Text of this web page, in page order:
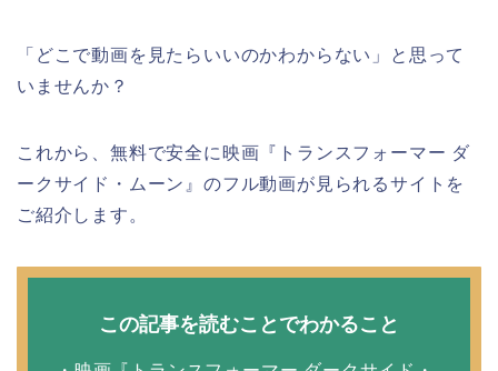
「どこで動画を見たらいいのかわからない」と思って
いませんか？
これから、無料で安全に映画『トランスフォーマー ダ
ークサイド・ムーン』のフル動画が見られるサイトを
ご紹介します。
この記事を読むことでわかること